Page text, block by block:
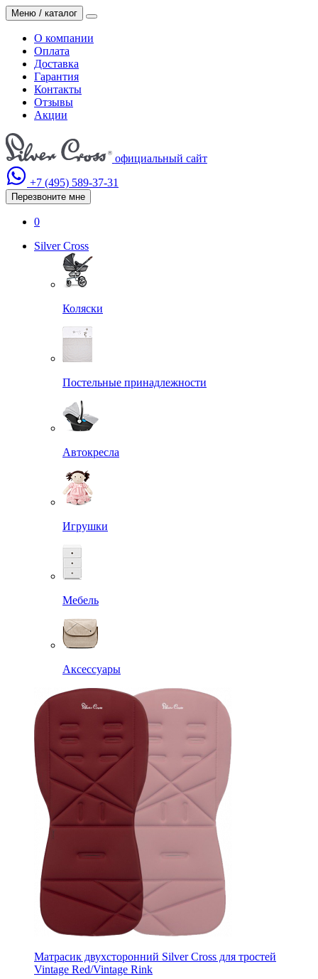
Меню / каталог
О компании
Оплата
Доставка
Гарантия
Контакты
Отзывы
Акции
официальный сайт
+7 (495) 589-37-31
Перезвоните мне
0
Silver Cross
Коляски
Постельные принадлежности
Автокресла
Игрушки
Мебель
Аксессуары
Матрасик двухсторонний Silver Cross для тростей
Vintage Red/Vintage Rink